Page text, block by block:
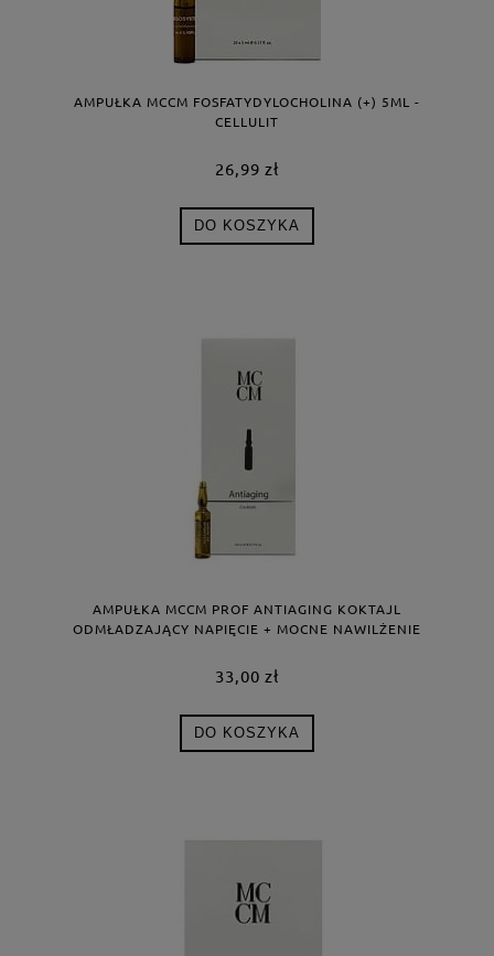
AMPUŁKA MCCM FOSFATYDYLOCHOLINA (+) 5ML -
CELLULIT
26,99 zł
DO KOSZYKA
AMPUŁKA MCCM PROF ANTIAGING KOKTAJL
ODMŁADZAJĄCY NAPIĘCIE + MOCNE NAWILŻENIE
33,00 zł
DO KOSZYKA